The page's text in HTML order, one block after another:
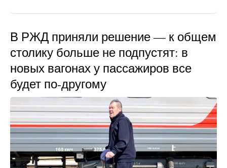
В РЖД приняли решение — к общем
столику больше не подпустят: в
новых вагонах у пассажиров все
будет по-другому